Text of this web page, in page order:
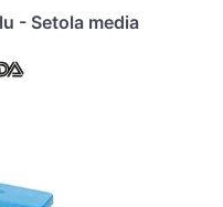
- Setola media